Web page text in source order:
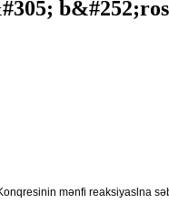
mənfi reaksiyaslna